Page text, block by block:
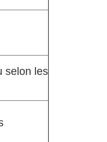
selon les